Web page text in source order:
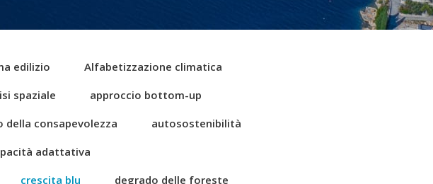
edilizio
Alfabetizzazione climatica
spaziale
approccio bottom-up
della consapevolezza
autosostenibilità
adattativa
crescita blu
degrado delle foreste